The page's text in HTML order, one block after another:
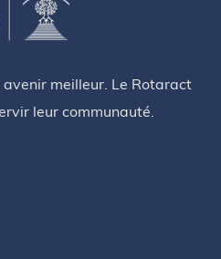
avenir meilleur. Le Rotaract
leur communauté.